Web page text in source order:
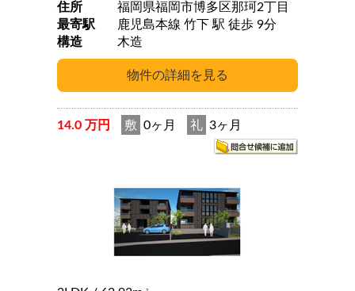
住所
福岡県福岡市博多区那珂2丁目
最寄駅
鹿児島本線 竹下 駅 徒歩 9分
構造
木造
14.0 万円 敷 0ヶ月 礼 3ヶ月